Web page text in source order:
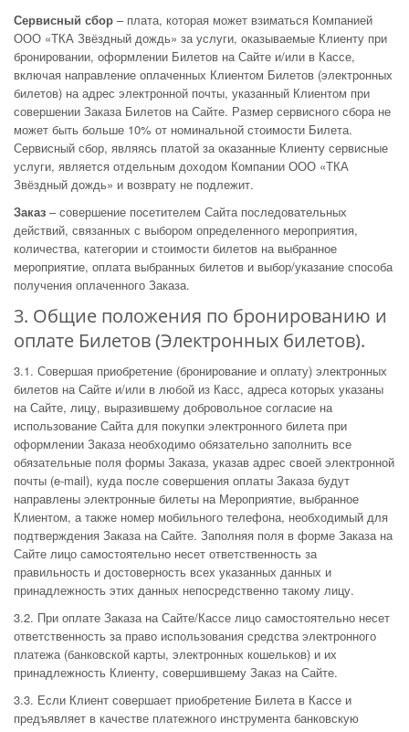
Сервисный сбор – плата, которая может взиматься Компанией
ООО «ТКА Звёздный дождь» за услуги, оказываемые Клиенту при
бронировании, оформлении Билетов на Сайте и/или в Кассе,
включая направление оплаченных Клиентом Билетов (электронных
билетов) на адрес электронной почты, указанный Клиентом при
совершении Заказа Билетов на Сайте. Размер сервисного сбора не
может быть больше 10% от номинальной стоимости Билета.
Сервисный сбор, являясь платой за оказанные Клиенту сервисные
услуги, является отдельным доходом Компании ООО «ТКА
Звёздный дождь» и возврату не подлежит.
Заказ – совершение посетителем Сайта последовательных
действий, связанных с выбором определенного мероприятия,
количества, категории и стоимости билетов на выбранное
мероприятие, оплата выбранных билетов и выбор/указание способа
получения оплаченного Заказа.
3. Общие положения по бронированию и
оплате Билетов (Электронных билетов).
3.1. Совершая приобретение (бронирование и оплату) электронных
билетов на Сайте и/или в любой из Касс, адреса которых указаны
на Сайте, лицу, выразившему добровольное согласие на
использование Сайта для покупки электронного билета при
оформлении Заказа необходимо обязательно заполнить все
обязательные поля формы Заказа, указав адрес своей электронной
почты (e-mail), куда после совершения оплаты Заказа будут
направлены электронные билеты на Мероприятие, выбранное
Клиентом, а также номер мобильного телефона, необходимый для
подтверждения Заказа на Сайте. Заполняя поля в форме Заказа на
Сайте лицо самостоятельно несет ответственность за
правильность и достоверность всех указанных данных и
принадлежность этих данных непосредственно такому лицу.
3.2. При оплате Заказа на Сайте/Кассе лицо самостоятельно несет
ответственность за право использования средства электронного
платежа (банковской карты, электронных кошельков) и их
принадлежность Клиенту, совершившему Заказ на Сайте.
3.3. Если Клиент совершает приобретение Билета в Кассе и
предъявляет в качестве платежного инструмента банковскую